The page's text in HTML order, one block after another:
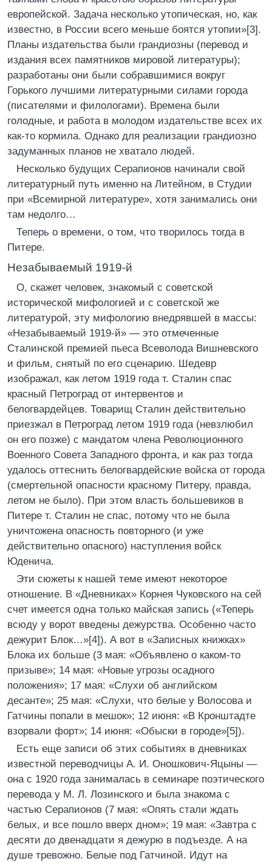
европейской. Задача несколько утопическая, но, как
известно, в России всего меньше боятся утопии»[3].
Планы издательства были грандиозны (перевод и
издания всех памятников мировой литературы);
разработаны они были собравшимися вокруг
Горького лучшими литературными силами города
(писателями и филологами). Времена были
голодные, и работа в молодом издательстве всех их
как-то кормила. Однако для реализации грандиозно
задуманных планов не хватало людей.
Несколько будущих Серапионов начинали свой
литературный путь именно на Литейном, в Студии
при «Всемирной литературе», хотя занимались они
там недолго…
Теперь о времени, о том, что творилось тогда в
Питере.
Незабываемый 1919-й
О, скажет человек, знакомый с советской
исторической мифологией и с советской же
литературой, эту мифологию внедрявшей в массы:
«Незабываемый 1919-й» — это отмеченные
Сталинской премией пьеса Всеволода Вишневского
и фильм, снятый по его сценарию. Шедевр
изображал, как летом 1919 года т. Сталин спас
красный Петроград от интервентов и
белогвардейцев. Товарищ Сталин действительно
приезжал в Петроград летом 1919 года (невзлюбил
он его позже) с мандатом члена Революционного
Военного Совета Западного фронта, и как раз тогда
удалось оттеснить белогвардейские войска от города
(смертельной опасности красному Питеру, правда,
летом не было). При этом власть большевиков в
Питере т. Сталин не спас, потому что не была
уничтожена опасность повторного (и уже
действительно опасного) наступления войск
Юденича.
Эти сюжеты к нашей теме имеют некоторое
отношение. В «Дневниках» Корнея Чуковского на сей
счет имеется одна только майская запись («Теперь
всюду у ворот введены дежурства. Особенно часто
дежурит Блок…»[4]). А вот в «Записных книжках»
Блока их больше (3 мая: «Объявлено о каком-то
призыве»; 14 мая: «Новые угрозы осадного
положения»; 17 мая: «Слухи об английском
десанте»; 25 мая: «Слухи, что белые у Волосова и
Гатчины попали в мешок»; 12 июня: «В Кронштадте
взорвали форт»; 14 июня: «Обыски в городе»[5]).
Есть еще записи об этих событиях в дневниках
известной переводчицы А. И. Оношкович-Яцыны —
она с 1920 года занималась в семинаре поэтического
перевода у М. Л. Лозинского и была знакома с
частью Серапионов (7 мая: «Опять стали ждать
белых, и все пошло вверх дном»; 19 мая: «Завтра с
десяти до двенадцати я дежурю в подъезде. А на
душе тревожно. Белые под Гатчиной. Идут на